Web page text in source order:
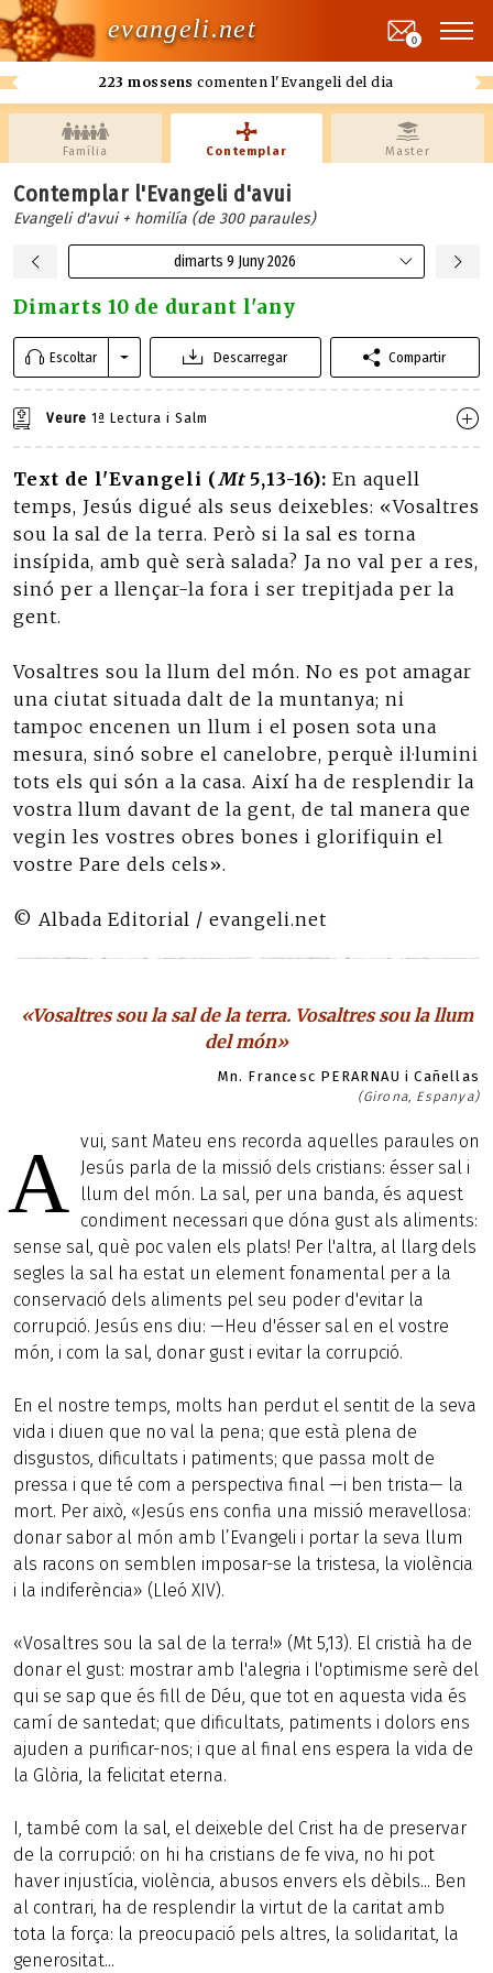
evangeli.net
223 mossens comenten l'Evangeli del dia
0
Família Contemplar Master
Contemplar l'Evangeli d'avui
Evangeli d'avui + homilía (de 300 paraules)
dimarts 9 Juny 2026
Dimarts 10 de durant l'any
Escoltar Descarregar Compartir
Veure 1ª Lectura i Salm
Text de l'Evangeli (Mt5,13-16): En aquell
temps, Jesús digué als seus deixebles: «Vosaltres
sou la sal de la terra. Però si la sal es torna
insípida, amb què serà salada? Ja no val per a res,
sinó per a llençar-la fora i ser trepitjada per la
gent.
Vosaltres sou la llum del món. No es pot amagar
una ciutat situada dalt de la muntanya; ni
tampoc encenen un llum i el posen sota una
mesura, sinó sobre el canelobre, perquè il·lumini
tots els qui són a la casa. Així ha de resplendir la
vostra llum davant de la gent, de tal manera que
vegin les vostres obres bones i glorifiquin el
vostre Pare dels cels».
© Albada Editorial / evangeli.net
«Vosaltres sou la sal de la terra. Vosaltres sou la llum
del món»
Mn. Francesc PERARNAU i Cañellas
(Girona, Espanya)
A vui, sant Mateu ens recorda aquelles paraules on
Jesús parla de la missió dels cristians: ésser sal i
llum del món. La sal, per una banda, és aquest
condiment necessari que dóna gust als aliments:
sense sal, què poc valen els plats! Per l'altra, al llarg dels
segles la sal ha estat un element fonamental per a la
conservació dels aliments pel seu poder d'evitar la
corrupció. Jesús ens diu: —Heu d'ésser sal en el vostre
món, i com la sal, donar gust i evitar la corrupció.
En el nostre temps, molts han perdut el sentit de la seva
vida i diuen que no val la pena; que està plena de
disgustos, dificultats i patiments; que passa molt de
pressa i que té com a perspectiva final —i ben trista— la
mort. Per això, «Jesús ens confia una missió meravellosa:
donar sabor al món amb l’Evangeli i portar la seva llum
als racons on semblen imposar-se la tristesa, la violència
i la indiferència» (Lleó XIV).
«Vosaltres sou la sal de la terra!» (Mt 5,13). El cristià ha de
donar el gust: mostrar amb l'alegria i l'optimisme serè del
qui se sap que és fill de Déu, que tot en aquesta vida és
camí de santedat; que dificultats, patiments i dolors ens
ajuden a purificar-nos; i que al final ens espera la vida de
la Glòria, la felicitat eterna.
I, també com la sal, el deixeble del Crist ha de preservar
de la corrupció: on hi ha cristians de fe viva, no hi pot
haver injustícia, violència, abusos envers els dèbils... Ben
al contrari, ha de resplendir la virtut de la caritat amb
tota la força: la preocupació pels altres, la solidaritat, la
generositat...